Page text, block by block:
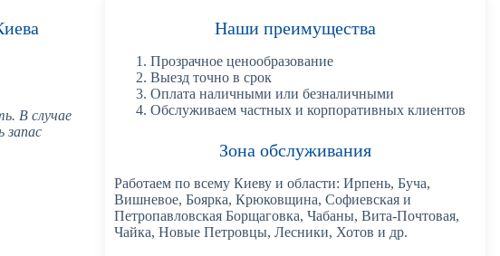
В случае
запас
Наши преимущества
Прозрачное ценообразование
Выезд точно в срок
Оплата наличными или безналичными
Обслуживаем частных и корпоративных клиентов
Зона обслуживания
Работаем по всему Киеву и области: Ирпень, Буча,
Вишневое, Боярка, Крюковщина, Софиевская и
Петропавловская Борщаговка, Чабаны, Вита-Почтовая,
Чайка, Новые Петровцы, Лесники, Хотов и др.